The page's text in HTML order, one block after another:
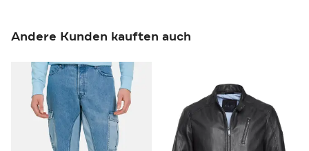
Andere Kunden kauften auch